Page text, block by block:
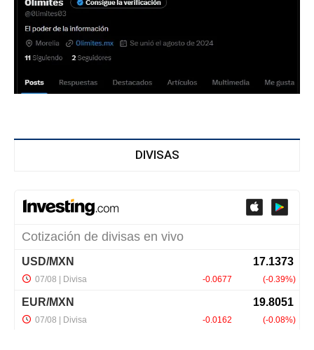
DIVISAS